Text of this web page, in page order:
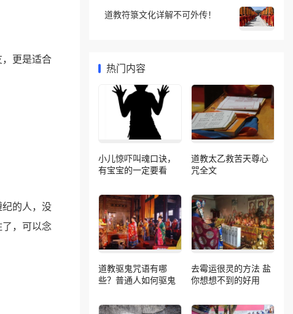
更是适合
的人，没
，可以念
道教符箓文化详解不可外传！
热门内容
小儿惊吓叫魂口诀，
有宝宝的一定要看
道教太乙救苦天尊心
咒全文
道教驱鬼咒语有哪
些？普通人如何驱鬼
去霉运很灵的方法 盐
你想想不到的好用